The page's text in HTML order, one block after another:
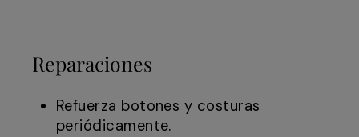
Reparaciones
Refuerza botones y costuras
periódicamente.